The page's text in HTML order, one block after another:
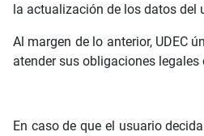
la actualización de los datos del
Al margen de lo anterior, UDEC
atender sus obligaciones
En caso de que el usuario